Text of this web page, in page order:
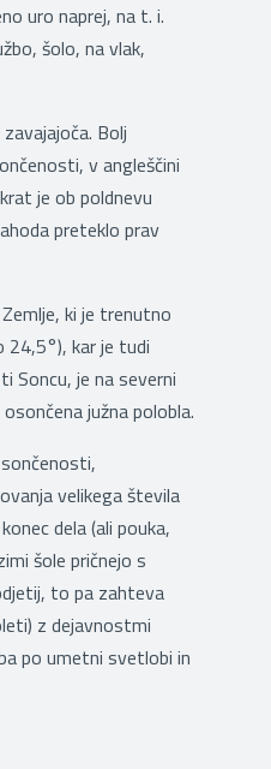
uro naprej, na t. i.
šolo, na vlak,
Bolj
v angleščini
je ob poldnevu
preteklo prav
ki je trenutno
24,5°), kar je tudi
Soncu, je na severni
južna polobla.
velikega števila
dela (ali pouka,
šole pričnejo s
to pa zahteva
z dejavnostmi
po umetni svetlobi in